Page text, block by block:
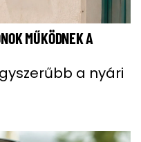
MŰKÖDNEK A
a nyári